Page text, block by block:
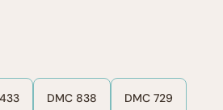
DMC 838 DMC 729